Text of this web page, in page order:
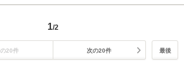
1/2
20件 次の20件 最後